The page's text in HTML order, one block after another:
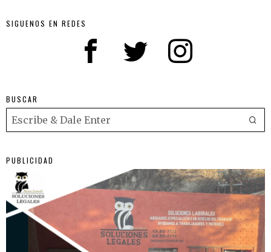
SIGUENOS EN REDES
BUSCAR
PUBLICIDAD